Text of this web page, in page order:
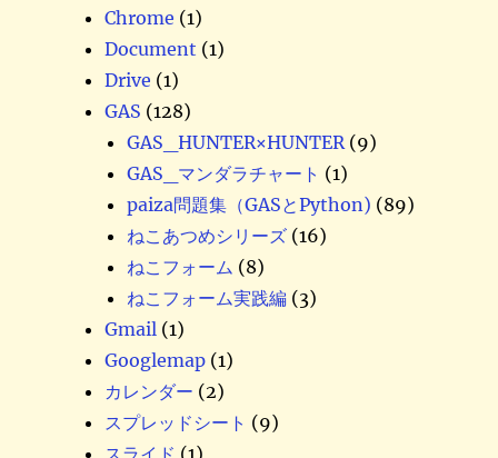
Chrome (1)
Document (1)
Drive (1)
GAS (128)
GAS_HUNTER×HUNTER (9)
GAS_マンダラチャート (1)
paiza問題集（GASとPython) (89)
ねこあつめシリーズ (16)
ねこフォーム (8)
ねこフォーム実践編 (3)
Gmail (1)
Googlemap (1)
カレンダー (2)
スプレッドシート (9)
スライド (1)